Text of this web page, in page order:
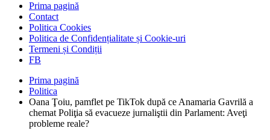
Prima pagină
Contact
Politica Cookies
Politica de Confidențialitate și Cookie-uri
Termeni și Condiții
FB
Prima pagină
Politica
Oana Ţoiu, pamflet pe TikTok după ce Anamaria Gavrilă a
chemat Poliţia să evacueze jurnaliştii din Parlament: Aveţi
probleme reale?